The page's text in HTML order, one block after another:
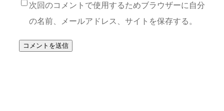
次回のコメントで使用するためブラウザーに自分
の名前、メールアドレス、サイトを保存する。